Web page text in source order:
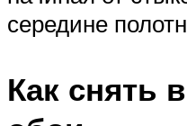
середине
Как снять